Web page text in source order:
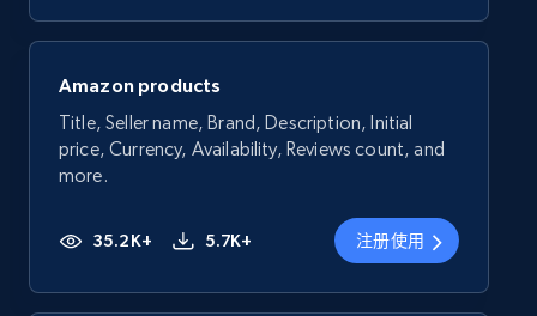
Amazon products
Title, Seller name, Brand, Description, Initial
price, Currency, Availability, Reviews count, and
more.
35.2K+ 5.7K+ 注册使用